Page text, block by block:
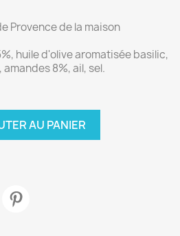
Provence de la maison
huile d'olive aromatisée basilic,
8%, ail, sel.
AU PANIER